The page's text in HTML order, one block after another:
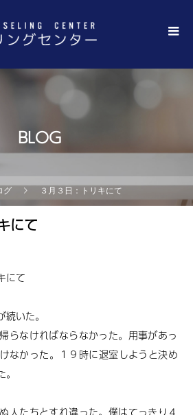
BLOG
グ ３月３日：トリキにて
にて
にて
いた。
らなければならなかった。用事があっ
なかった。１９時に退室しようと決め
人たちとすれ違った。僕はてっきり４